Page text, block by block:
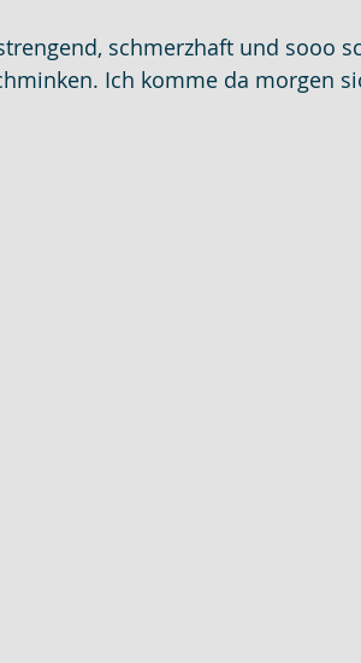
schmerzhaft und sooo
Ich komme da morgen